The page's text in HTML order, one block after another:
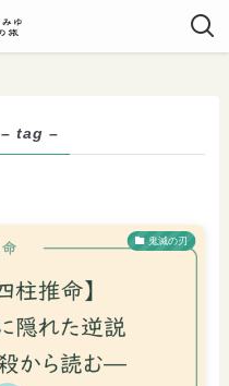
– tag –
鬼滅の刃